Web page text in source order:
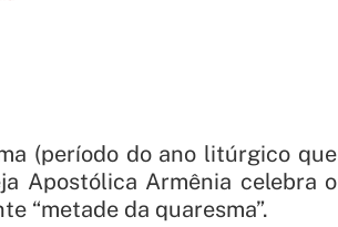
(período do ano litúrgico que
Apostólica Armênia celebra o
“metade da quaresma”.